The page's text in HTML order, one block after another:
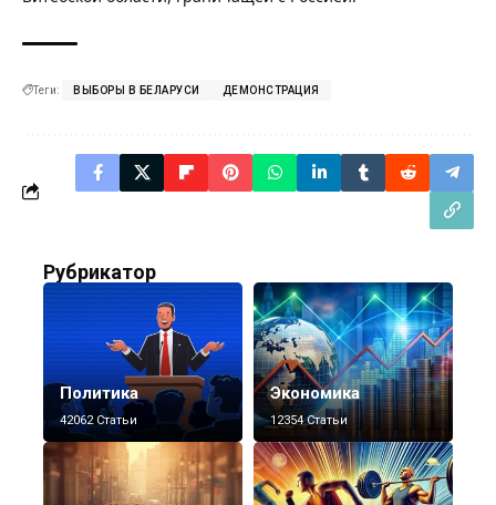
Теги: ВЫБОРЫ В БЕЛАРУСИ ДЕМОНСТРАЦИЯ
Рубрикатор
Политика
42062 Статьи
Экономика
12354 Статьи